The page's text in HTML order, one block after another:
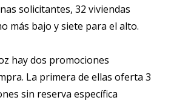
solicitantes, 32 viviendas
más bajo y siete para el alto.
hay dos promociones
La primera de ellas oferta 3
sin reserva específica